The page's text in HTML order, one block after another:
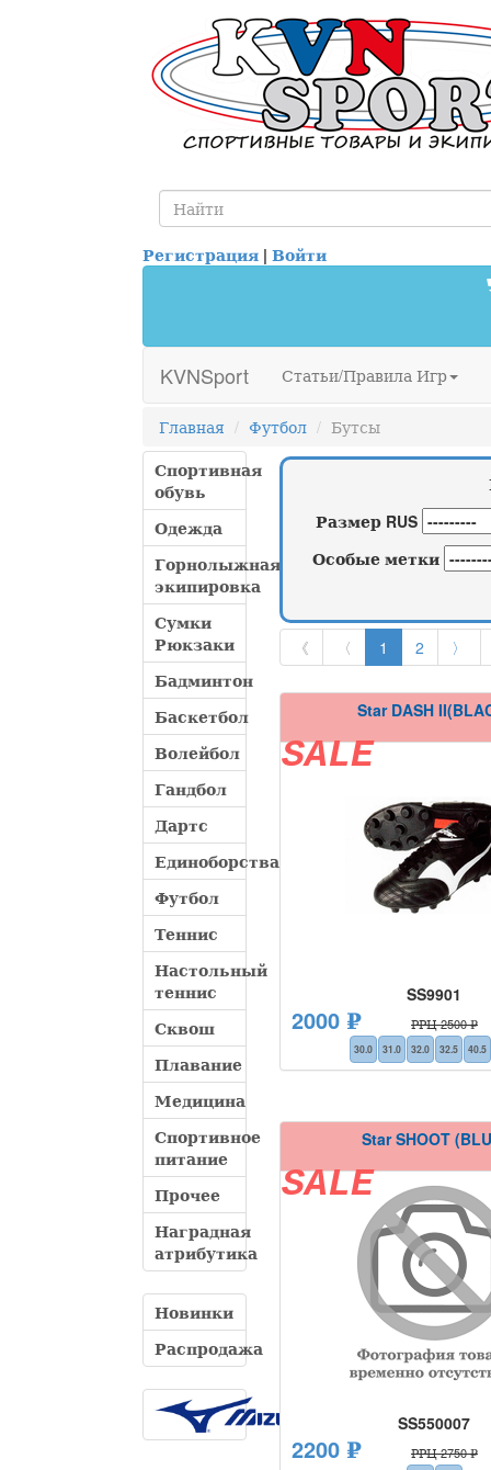
Регистрация | Войти
KVNSport Статьи/Правила Игр
Главная Футбол
Бутсы
Спортивная
обувь
Одежда
Горнолыжная
экипировка
Сумки
Рюкзаки
Бадминтон
Баскетбол
Волейбол
Гандбол
Дартс
Единоборства
Футбол
Теннис
Настольный
теннис
Сквош
Плавание
Медицина
Спортивное
питание
Прочее
Наградная
атрибутика
Новинки
Распродажа
Размер RUS
Особые метки
《 〈 1 2 〉
Star DASH
SALE
SS9901
2000 ₽ РРЦ 2500 ₽
30.0 31.0 32.0 32.5 40.5
Star SHOOT
SALE
SS550007
2200 ₽ РРЦ 2750 ₽